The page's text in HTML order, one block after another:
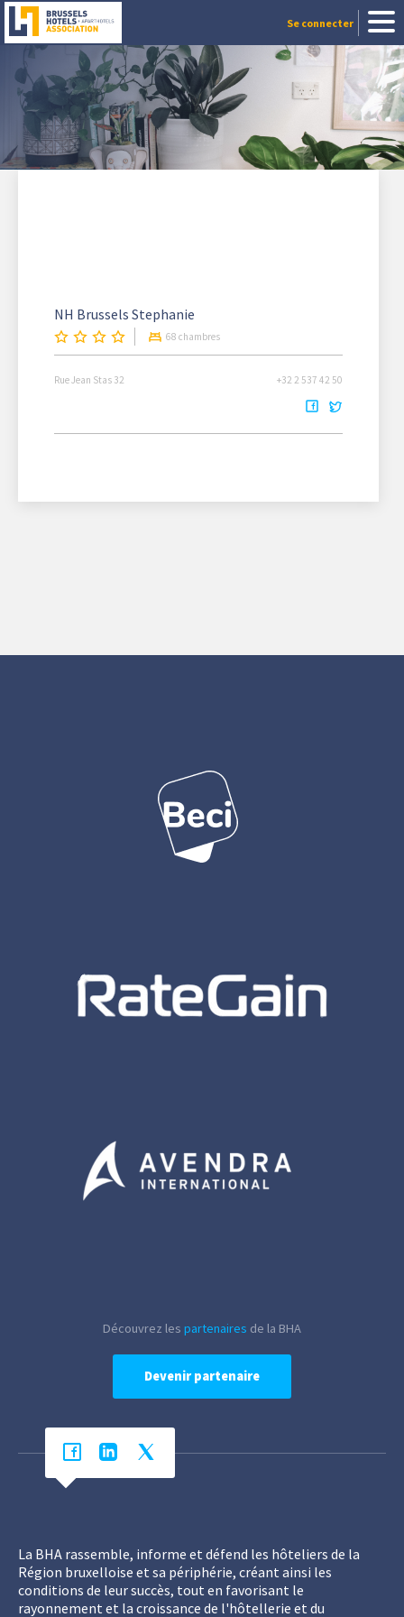
Se connecter
NH Brussels Stephanie
68 chambres
Rue Jean Stas 32 +32 2 537 42 50
Découvrez les partenaires de la BHA
Devenir partenaire
La BHA rassemble, informe et défend les hôteliers de la
Région bruxelloise et sa périphérie, créant ainsi les
conditions de leur succès, tout en favorisant le
rayonnement et la croissance de l'hôtellerie et du